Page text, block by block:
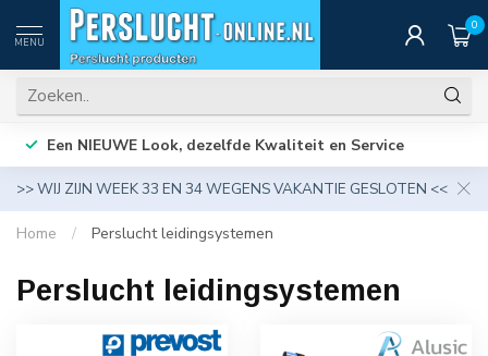
MENU
0
Een NIEUWE Look, dezelfde Kwaliteit en Service
>> WIJ ZIJN WEEK 33 EN 34 WEGENS VAKANTIE GESLOTEN <<
Home / Perslucht leidingsystemen
Perslucht leidingsystemen